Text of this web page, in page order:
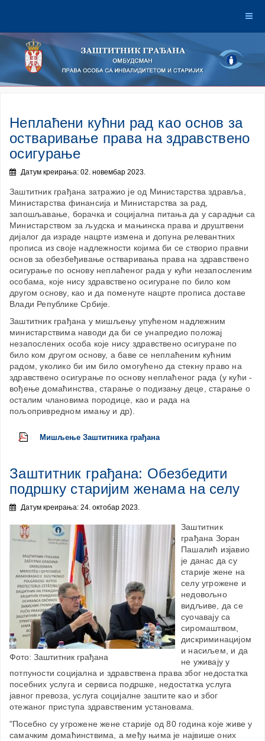
Неплаћени кућни рад као основ за
остваривање права на здравствено
осигурање
Датум креирања: 02. новембар 2023.
Заштитник грађана затражио је од Mинистарства здравља,
Министарства финансија и Министарства за рад,
запошљавање, борачка и социјална питања да у сарадњи са
Министарством за људска и мањинска права и друштвени
дијалог да израде нацрте измена и допуна релевантних
прописа из своје надлежности којима би се створио правни
основ за обезбеђивање остваривања права на здравствено
осигурање по основу неплаћеног рада у кући незапосленим
особама, које нису здравствено осигуране по било ком
другом основу, као и да поменуте нацрте прописа доставе
Влади Републике Србије.
Заштитник грађана у мишљењу упућеном надлежним
министарствима наводи да би се унапредио положај
незапослених особа које нису здравствено осигуране по
било ком другом основу, а баве се неплаћеним кућним
радом, уколико би им било омогућено да стекну право на
здравствено осигурање по основу неплаћеног рада (у кући -
вођење домаћинства, старање о подизању деце, старање о
осталим члановима породице, као и рада на
пољопривредном имању и др).
Мишљење Заштитника грађана
Заштитник грађана: Обезбедити
подршку старијим женама на селу
Датум креирања: 24. октобар 2023.
Фото: Заштитник грађана
Заштитник
грађана Зоран
Пашалић изјавио
је данас да су
старије жене на
селу угрожене и
недовољно
видљиве, да се
суочавају са
сиромаштвом,
дискриминацијом
и насиљем, и да
не уживају у
потпуности социјална и здравствена права због недостатка
посебних услуга и сервиса подршке, недостатка услуга
јавног превоза, услуга социјалне заштите као и због
отежаног приступа здравственим установама.
"Посебно су угрожене жене старије од 80 година које живе у
самачким домаћинствима, а међу њима је највише оних